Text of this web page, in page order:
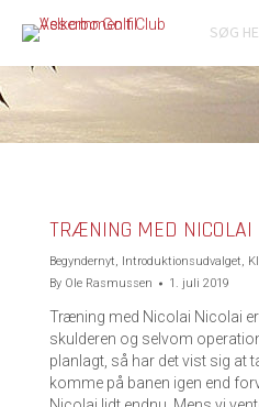
Search:
TRÆNING MED NICOLAI
Begyndernyt, Introduktionsudvalget,
By Ole Rasmussen 1. juli 2019
Træning med Nicolai Nicolai
skulderen og selvom
planlagt, så har det vist sig at
komme på banen igen end